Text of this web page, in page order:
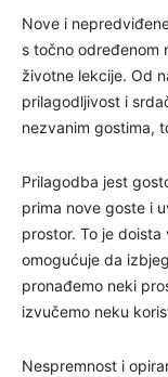
Nove i
s točno određenom
životne lekcije. Od
prilagodljivost i
nezvanim gostima,
Prilagodba jest
prima nove goste i
prostor. To je
omogućuje da
pronađemo neki
izvučemo neku
Nespremnost i